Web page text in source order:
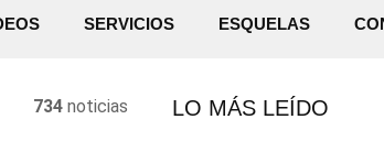
SERVICIOS ESQUELAS
734noticias LO MÁS LEÍDO